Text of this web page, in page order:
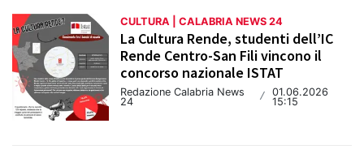
CULTURA | CALABRIA NEWS 24
La Cultura Rende, studenti dell’IC
Rende Centro-San Fili vincono il
concorso nazionale ISTAT
Redazione Calabria News
24
/ 01.06.2026
15:15